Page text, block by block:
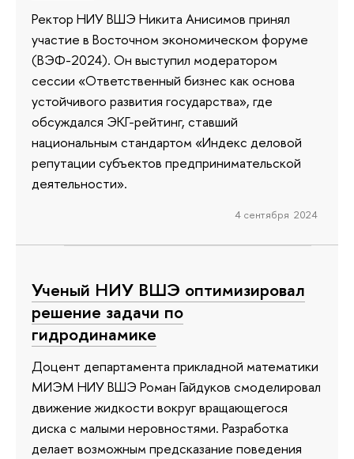
Ректор НИУ ВШЭ Никита Анисимов принял
участие в Восточном экономическом форуме
(ВЭФ-2024). Он выступил модератором
сессии «Ответственный бизнес как основа
устойчивого развития государства», где
обсуждался ЭКГ-рейтинг, ставший
национальным стандартом «Индекс деловой
репутации субъектов предпринимательской
деятельности».
4 сентября 2024
Ученый НИУ ВШЭ оптимизировал
решение задачи по
гидродинамике
Доцент департамента прикладной математики
МИЭМ НИУ ВШЭ Роман Гайдуков смоделировал
движение жидкости вокруг вращающегося
диска с малыми неровностями. Разработка
делает возможным предсказание поведения